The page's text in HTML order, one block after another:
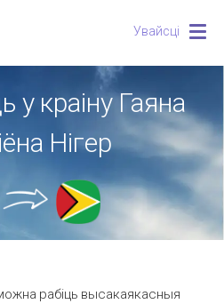
Увайсці
у краіну Гаяна
Нігер
рабіць высакаякасныя